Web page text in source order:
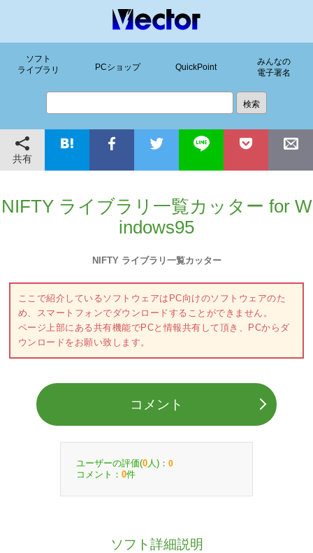
ソフト
ライブラリ
PCショップ QuickPoint
みんなの
電子署名
共有
NIFTY ライブラリ一覧カッター for W
indows95
NIFTY ライブラリ一覧カッター
ここで紹介しているソフトウェアはPC向けのソフトウェアのた
め、スマートフォンでダウンロードすることができません。
ページ上部にある共有機能でPCと情報共有して頂き、PCからダ
ウンロードをお願い致します。
コメント
ユーザーの評価(0 人)： 0
コメント： 0件
ソフト詳細説明